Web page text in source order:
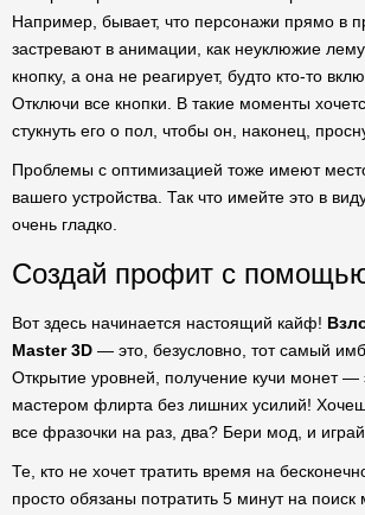
Например, бывает, что персонажи прямо в
застревают в анимации, как неуклюжие
кнопку, а она не реагирует, будто кто-то
Отключи все кнопки. В такие моменты
стукнуть его о пол, чтобы он, наконец,
Проблемы с оптимизацией тоже имеют
вашего устройства. Так что имейте это в
очень гладко.
Создай профит с
Вот здесь начинается настоящий кайф!
Master 3D — это, безусловно, тот самый
Открытие уровней, получение кучи монет —
мастером флирта без лишних усилий!
все фразочки на раз, два? Бери мод, и
Те, кто не хочет тратить время на
просто обязаны потратить 5 минут на поиск